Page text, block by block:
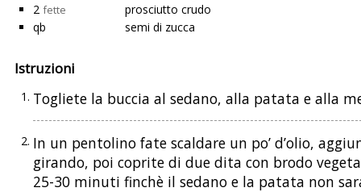
2 fette
prosciutto crudo
qb
semi di zucca
Istruzioni
Togliete la buccia al sedano, alla patata e alla
In un pentolino fate scaldare un po’ d’olio,
girando, poi coprite di due dita con brodo
25-30 minuti finchè il sedano e la patata non